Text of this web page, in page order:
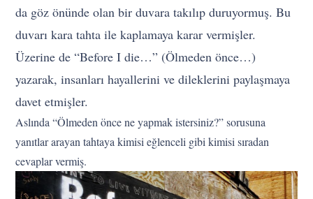
da göz önünde olan bir duvara takılıp duruyormuş. Bu
duvarı kara tahta ile kaplamaya karar vermişler.
Üzerine de “Before I die…” (Ölmeden önce…)
yazarak, insanları hayallerini ve dileklerini paylaşmaya
davet etmişler.
Aslında “Ölmeden önce ne yapmak istersiniz?” sorusuna
yanıtlar arayan tahtaya kimisi eğlenceli gibi kimisi sıradan
cevaplar vermiş.